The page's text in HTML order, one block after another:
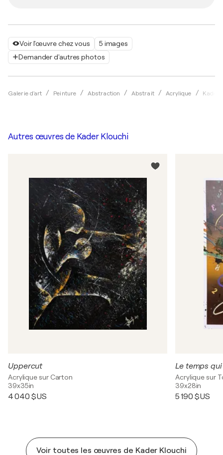
Voir l'œuvre chez vous
5 images
Demander d'autres photos
Galerie d'art Peinture Abstraction Abstrait Acrylique Kader
Autres œuvres de Kader Klouchi
Uppercut
Acrylique sur Carton
39x35in
4 040 $US
Le temps
Acrylique sur
39x28in
5 190 $US
Voir toutes les œuvres de Kader Klouchi